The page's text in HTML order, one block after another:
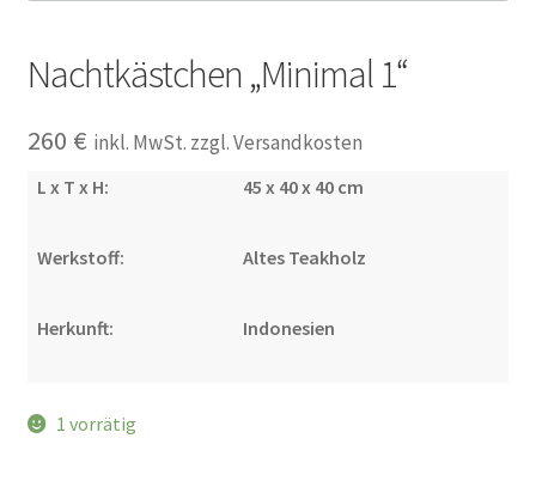
Mein Konto
Shop
Widerrufsbelehrung
Nachtkästchen „Minimal 1“
260 € inkl. MwSt. zzgl. Versandkosten
L x T x H: 45 x 40 x 40 cm
Werkstoff: Altes Teakholz
Herkunft: Indonesien
1 vorrätig